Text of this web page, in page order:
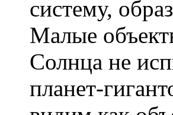
систему,
Малые
Солнца не
планет-